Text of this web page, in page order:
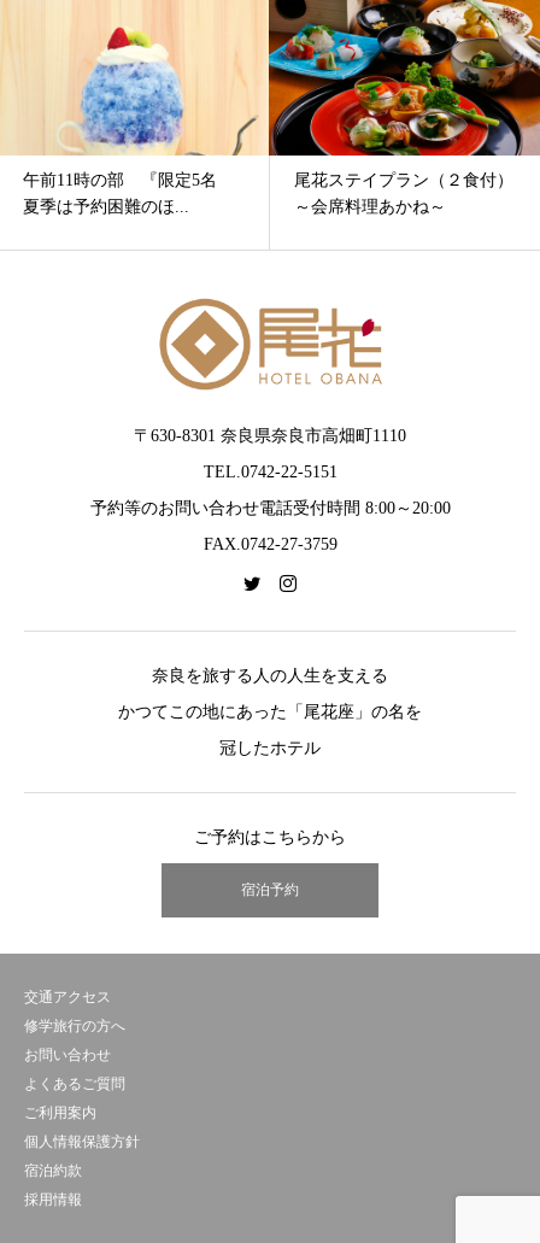
午前11時の部 『限定5名
夏季は予約困難のほ...
尾花ステイプラン（２食付）
～会席料理あかね～
〒630-8301 奈良県奈良市高畑町1110
TEL.0742-22-5151
予約等のお問い合わせ電話受付時間 8:00～20:00
FAX.0742-27-3759
奈良を旅する人の人生を支える
かつてこの地にあった「尾花座」の名を
冠したホテル
ご予約はこちらから
宿泊予約
交通アクセス
修学旅行の方へ
お問い合わせ
よくあるご質問
ご利用案内
個人情報保護方針
宿泊約款
採用情報